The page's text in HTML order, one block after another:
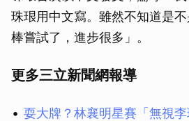
珠珢用中文寫。雖然不知道是
棒嘗試了，進步很多」。
更多三立新聞網報導
耍大牌？林襄明星賽「無視